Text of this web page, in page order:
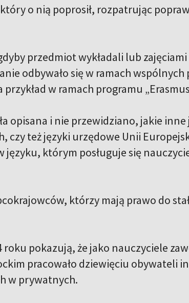
o nią poprosił, rozpatrując
przedmiot wykładali lub
odbywało się w ramach wspólnych
w ramach programu
opisana i nie przewidziano, jakie inne
czy też języki urzędowe Unii
którym posługuje się
którzy mają prawo do
pokazują, że jako nauczyciele
pracowało dziewięciu obywateli
w prywatnych.